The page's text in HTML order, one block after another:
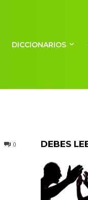
DICCIONARIOS
0 DEBES